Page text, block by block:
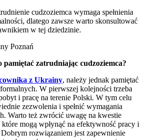
cudzoziemca wymaga spełnienia
dlatego zawsze warto skonsultować
w tej dziedzinie.
pamiętać zatrudniając cudzoziemca?
z Ukrainy, należy jednak pamiętać
W pierwszej kolejności trzeba
i pracę na terenie Polski. W tym celu
zezwolenia i spełnić wymagania
Warto też zwrócić uwagę na kwestie
mogą wpłynąć na efektywność pracy i
Dobrym rozwiązaniem jest zapewnienie